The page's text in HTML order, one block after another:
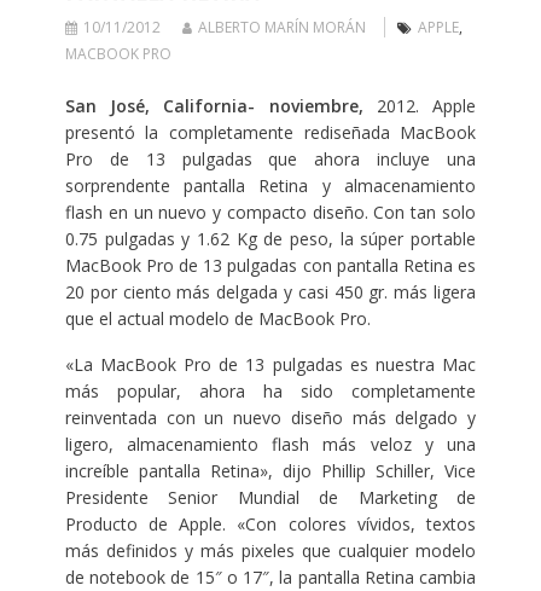
10/11/2012 ALBERTO MARÍN MORÁN APPLE,
MACBOOK PRO
San José, California- noviembre, 2012. Apple
presentó la completamente rediseñada MacBook
Pro de 13 pulgadas que ahora incluye una
sorprendente pantalla Retina y almacenamiento
flash en un nuevo y compacto diseño. Con tan solo
0.75 pulgadas y 1.62 Kg de peso, la súper portable
MacBook Pro de 13 pulgadas con pantalla Retina es
20 por ciento más delgada y casi 450 gr. más ligera
que el actual modelo de MacBook Pro.
«La MacBook Pro de 13 pulgadas es nuestra Mac
más popular, ahora ha sido completamente
reinventada con un nuevo diseño más delgado y
ligero, almacenamiento flash más veloz y una
increíble pantalla Retina», dijo Phillip Schiller, Vice
Presidente Senior Mundial de Marketing de
Producto de Apple. «Con colores vívidos, textos
más definidos y más pixeles que cualquier modelo
de notebook de 15″ o 17″, la pantalla Retina cambia